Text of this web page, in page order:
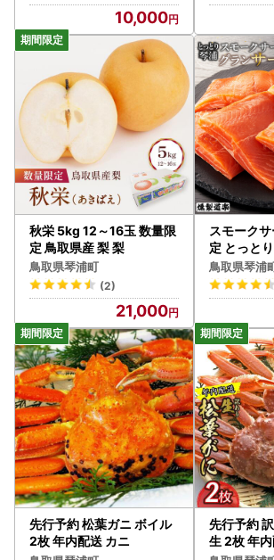
10,000
秋栄 5kg 12～16玉 数量限
定 鳥取県産 梨 梨
鳥取県琴浦町
(2)
21,000
スモーク
定 とっと
ーモン 1kg
）
鳥取県琴浦
先行予約 松葉ガニ ボイル
2枚 年内配送 カニ
先行予約
生 2枚 年